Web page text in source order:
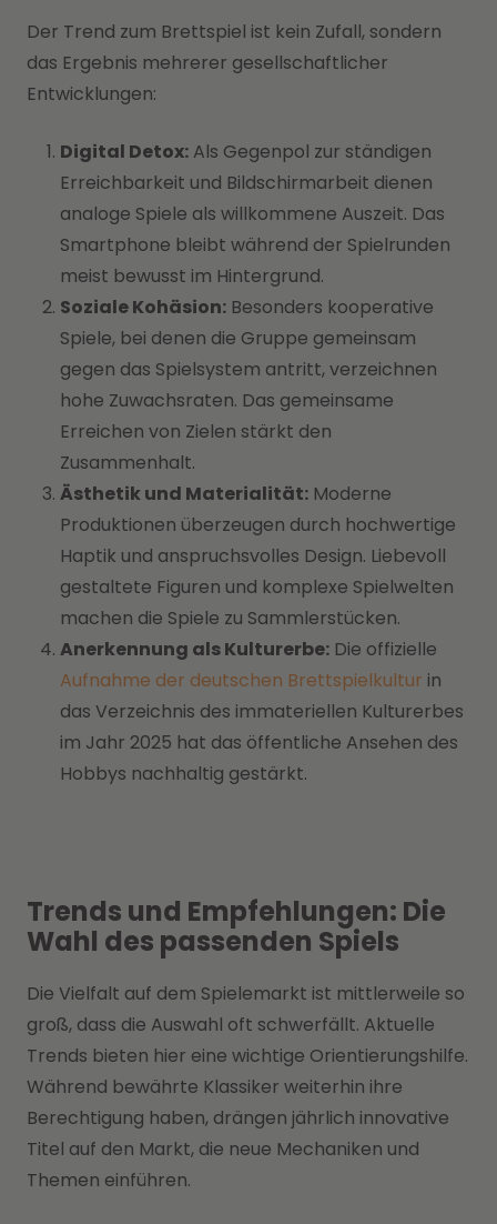
Der Trend zum Brettspiel ist kein Zufall, sondern
das Ergebnis mehrerer gesellschaftlicher
Entwicklungen:
Digital Detox: Als Gegenpol zur ständigen
Erreichbarkeit und Bildschirmarbeit dienen
analoge Spiele als willkommene Auszeit. Das
Smartphone bleibt während der Spielrunden
meist bewusst im Hintergrund.
Soziale Kohäsion: Besonders kooperative
Spiele, bei denen die Gruppe gemeinsam
gegen das Spielsystem antritt, verzeichnen
hohe Zuwachsraten. Das gemeinsame
Erreichen von Zielen stärkt den
Zusammenhalt.
Ästhetik und Materialität: Moderne
Produktionen überzeugen durch hochwertige
Haptik und anspruchsvolles Design. Liebevoll
gestaltete Figuren und komplexe Spielwelten
machen die Spiele zu Sammlerstücken.
Anerkennung als Kulturerbe: Die offizielle
Aufnahme der deutschen Brettspielkultur in
das Verzeichnis des immateriellen Kulturerbes
im Jahr 2025 hat das öffentliche Ansehen des
Hobbys nachhaltig gestärkt.
Trends und Empfehlungen: Die
Wahl des passenden Spiels
Die Vielfalt auf dem Spielemarkt ist mittlerweile so
groß, dass die Auswahl oft schwerfällt. Aktuelle
Trends bieten hier eine wichtige Orientierungshilfe.
Während bewährte Klassiker weiterhin ihre
Berechtigung haben, drängen jährlich innovative
Titel auf den Markt, die neue Mechaniken und
Themen einführen.